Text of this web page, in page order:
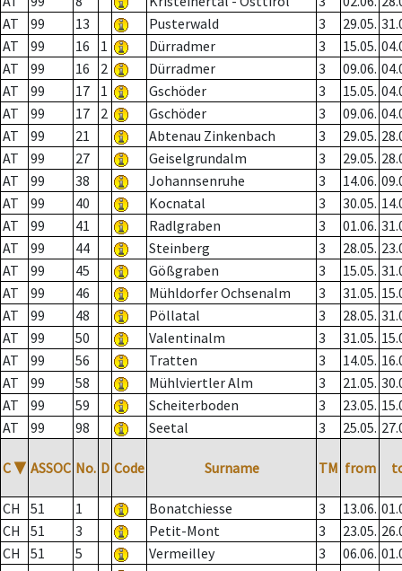
AT
99 13 Pusterwald 3 29.05.
AT
99 16 1 Dürradmer 3 15.05.
AT
99 16 2 Dürradmer 3 09.06.
AT
99 17 1 Gschöder 3 15.05.
AT
99 17 2 Gschöder 3 09.06.
AT
99 21 Abtenau Zinkenbach 3 29.05.
AT
99 27 Geiselgrundalm 3 29.05.
AT
99 38 Johannsenruhe 3 14.06.
AT
99 40 Kocnatal 3 30.05.
AT
99 41 Radlgraben 3 01.06.
AT
99 44 Steinberg 3 28.05.
AT
99 45 Gößgraben 3 15.05.
AT
99 46 Mühldorfer Ochsenalm 3 31.05.
AT
99 48 Pöllatal 3 28.05.
AT
99 50 Valentinalm 3 31.05.
AT
99 56 Tratten 3 14.05.
AT
99 58 Mühlviertler Alm 3 21.05.
AT
99 59 Scheiterboden 3 23.05.
AT
99 98 Seetal 3 25.05.
C ▼ ASSOC No. D Code Surname TM from
CH 51 1 Bonatchiesse 3 13.06.
CH
51 3 Petit-Mont 3 23.05.
CH
51 5 Vermeilley 3 06.06.